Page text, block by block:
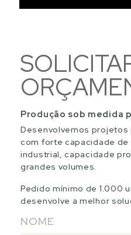
Produção sob medida
Desenvolvemos projetos
com forte capacidade
industrial, capacidade
grandes volumes.
Pedido mínimo de 1.000
desenvolve a melhor
NOME